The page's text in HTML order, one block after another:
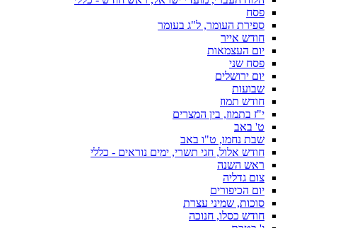
פסח
ספירת העומר, ל"ג בעומר
חודש אייר
יום העצמאות
פסח שני
יום ירושלים
שבועות
חודש תמוז
י"ז בתמוז, בין המצרים
ט' באב
שבת נחמו, ט"ו באב
חודש אלול, חגי תשרי, ימים נוראים - כללי
ראש השנה
צום גדליה
יום הכיפורים
סוכות, שמיני עצרת
חודש כסלו, חנוכה